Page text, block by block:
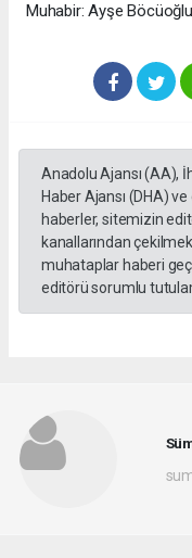
Muhabir: Ayşe
Anadolu Ajansı (AA),
Haber Ajansı (DHA)
haberler, sitemizin
kanallarından
muhataplar haberi
editörü sorumlu